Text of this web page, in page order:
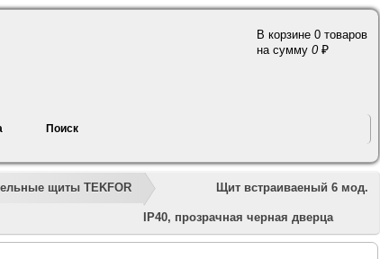
В корзине 0 товаров
на сумму 0
Поиск
»»
щиты TEKFOR Щит встраиваеный 6 мод.
IP40, прозрачная черная дверца